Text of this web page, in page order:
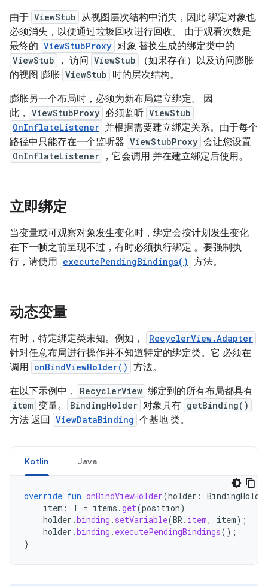
由于 ViewStub 从视图层次结构中消失，因此 绑定对象也
必须消失，以便通过垃圾回收进行回收。 由于观看次数是
最终的 ViewStubProxy 对象 替换生成的绑定类中的
ViewStub ， 访问 ViewStub
（如果存在）以及访问膨胀
的视图 膨胀 ViewStub 时的层次结构。
膨胀另一个布局时，必须为新布局建立绑定。 因
此，
ViewStubProxy 必须监听 ViewStub
OnInflateListener 并根据需要建立绑定关系。由于每个
路径中只能存在一个监听器 ViewStubProxy 会让您设置
OnInflateListener ，它会调用 并在建立绑定后使用。
立即绑定
当变量或可观察对象发生变化时，绑定会按计划发生变化
在下一帧之前呈现不过，有时必须执行绑定 。要强制执
行，请使用 executePendingBindings() 方法。
动态变量
有时，特定绑定类未知。例如， RecyclerView.Adapter
针对任意布局进行操作并不知道特定的绑定类。它 必须在
调用 onBindViewHolder() 方法。
在以下示例中，
RecyclerView 绑定到的所有布局都具有
item 变量。 BindingHolder 对象具有 getBinding()
方法 返回 ViewDataBinding 个基地 类。
Kotlin Java
override fun onBindViewHolder(holder :
item : T = items .get(position)
holder .binding . setVariable(BR . item, item);
holder .binding . executePendingBindings();
}